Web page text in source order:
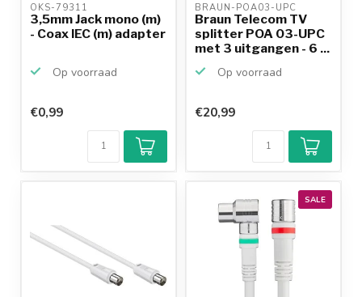
OKS-79311
3,5mm Jack mono (m)
- Coax IEC (m) adapter
Op voorraad
€0,99
BRAUN-POA03-UPC
Braun Telecom TV
splitter POA 03-UPC
met 3 uitgangen - 6 ...
Op voorraad
Klantenbeoordeling
9,2/10
Achteraf
betalen mogelijk
productkennis
€20,99
SALE